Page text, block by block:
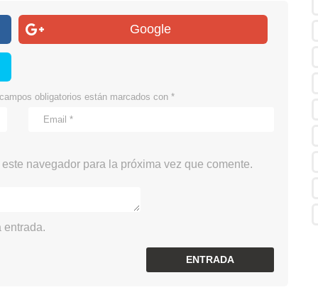
Google
obligatorios están marcados con *
navegador para la próxima vez que comente.
entrada.